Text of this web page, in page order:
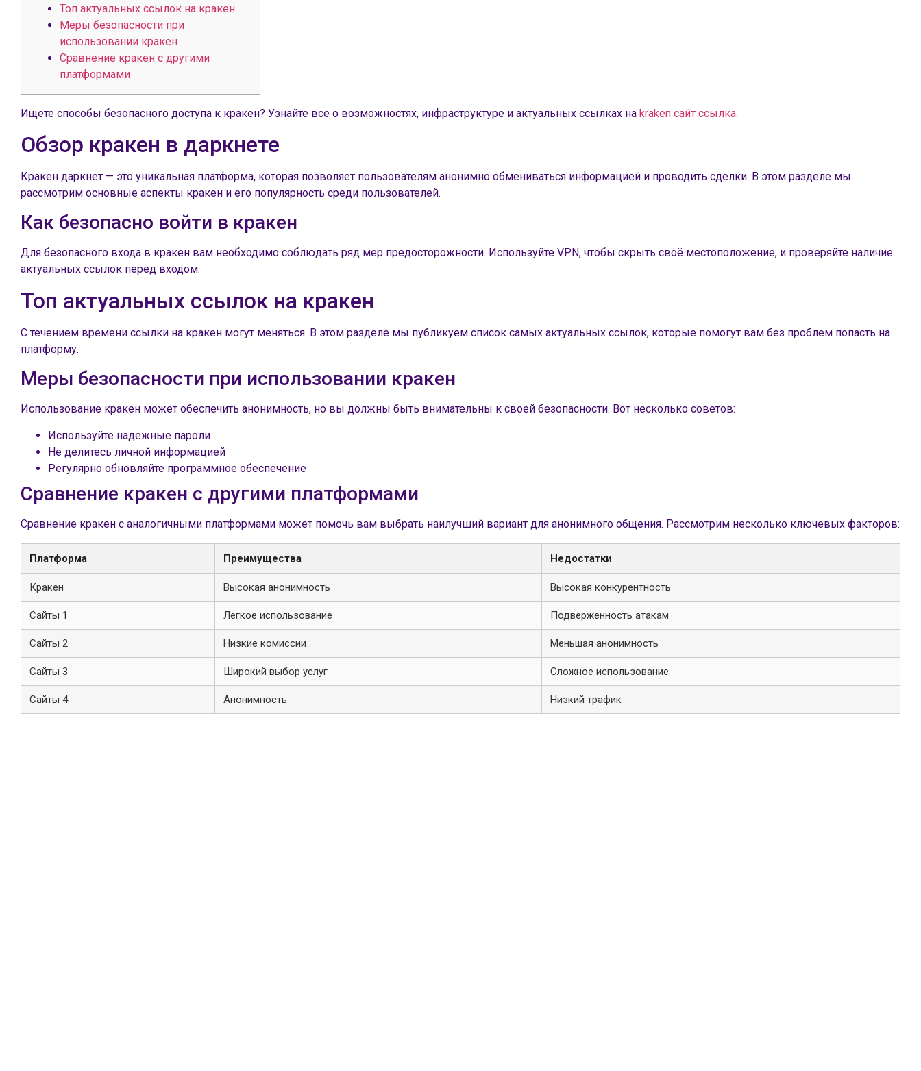
Топ актуальных ссылок на кракен
Меры безопасности при
использовании кракен
Сравнение кракен с другими
платформами
Ищете способы безопасного доступа к кракен? Узнайте все о возможностях, инфраструктуре и актуальных ссылках на kraken сайт ссылка.
Обзор кракен в даркнете
Кракен даркнет — это уникальная платформа, которая позволяет пользователям анонимно обмениваться информацией и проводить сделки. В этом разделе мы
рассмотрим основные аспекты кракен и его популярность среди пользователей.
Как безопасно войти в кракен
Для безопасного входа в кракен вам необходимо соблюдать ряд мер предосторожности. Используйте VPN, чтобы скрыть своё местоположение, и проверяйте наличие
актуальных ссылок перед входом.
Топ актуальных ссылок на кракен
С течением времени ссылки на кракен могут меняться. В этом разделе мы публикуем список самых актуальных ссылок, которые помогут вам без проблем попасть на
платформу.
Меры безопасности при использовании кракен
Использование кракен может обеспечить анонимность, но вы должны быть внимательны к своей безопасности. Вот несколько советов:
Используйте надежные пароли
Не делитесь личной информацией
Регулярно обновляйте программное обеспечение
Сравнение кракен с другими платформами
Сравнение кракен с аналогичными платформами может помочь вам выбрать наилучший вариант для анонимного общения. Рассмотрим несколько ключевых факторов:
Платформа Преимущества Недостатки
Кракен Высокая анонимность Высокая конкурентность
Сайты 1 Легкое использование Подверженность атакам
Сайты 2 Низкие комиссии Меньшая анонимность
Сайты 3 Широкий выбор услуг Сложное использование
Сайты 4 Анонимность Низкий трафик